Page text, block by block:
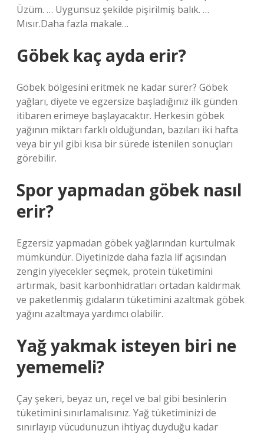
Üzüm. … Uygunsuz şekilde pişirilmiş balık. …
Mısır.Daha fazla makale…
Göbek kaç ayda erir?
Göbek bölgesini eritmek ne kadar sürer? Göbek
yağları, diyete ve egzersize başladığınız ilk günden
itibaren erimeye başlayacaktır. Herkesin göbek
yağının miktarı farklı olduğundan, bazıları iki hafta
veya bir yıl gibi kısa bir sürede istenilen sonuçları
görebilir.
Spor yapmadan göbek nasıl
erir?
Egzersiz yapmadan göbek yağlarından kurtulmak
mümkündür. Diyetinizde daha fazla lif açısından
zengin yiyecekler seçmek, protein tüketimini
artırmak, basit karbonhidratları ortadan kaldırmak
ve paketlenmiş gıdaların tüketimini azaltmak göbek
yağını azaltmaya yardımcı olabilir.
Yağ yakmak isteyen biri ne
yememeli?
Çay şekeri, beyaz un, reçel ve bal gibi besinlerin
tüketimini sınırlamalısınız. Yağ tüketiminizi de
sınırlayıp vücudunuzun ihtiyaç duyduğu kadar